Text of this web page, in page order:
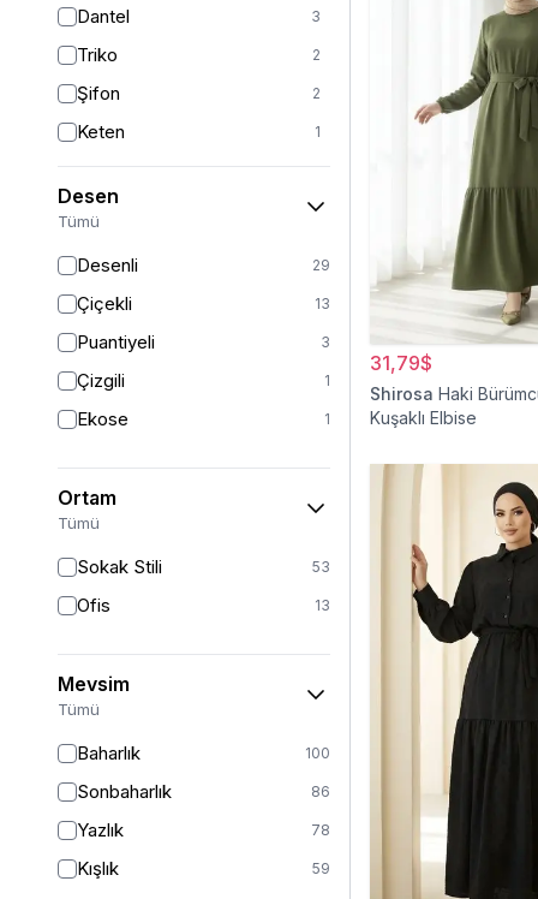
Dantel 3
Triko 2
Şifon 2
Keten 1
Kadife 1
Viskon 1
Desen
Tümü
Desenli 29
Çiçekli 13
Puantiyeli 3
Çizgili 1
Ekose 1
Ortam
Tümü
Sokak Stili 53
Ofis 13
Mevsim
Tümü
Baharlık 100
Sonbaharlık 86
Yazlık 78
Kışlık 59
31,79$
Shirosa Haki
Kuşaklı Elbise